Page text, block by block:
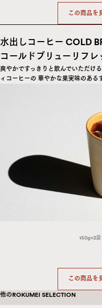
この商品を
水出しコーヒー COLD
コールドブリューリフレ
爽やかですっきりと飲んでいただけ
ィコーヒーの 華やかな果実味のある
150g×2袋
この商品を
他のROKUMEI SELECTION